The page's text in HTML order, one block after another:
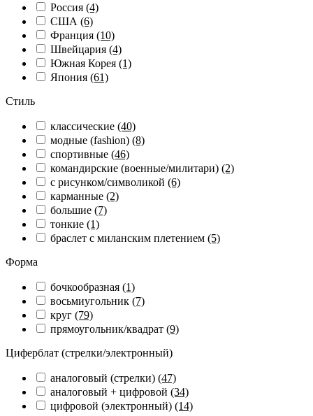
Россия (4)
США (6)
Франция (10)
Швейцария (4)
Южная Корея (1)
Япония (61)
Стиль
классические (40)
модные (fashion) (8)
спортивные (46)
командирские (военные/милитари) (2)
с рисунком/символикой (6)
карманные (2)
большие (7)
тонкие (1)
браслет с миланским плетением (5)
Форма
бочкообразная (1)
восьмиугольник (7)
круг (79)
прямоугольник/квадрат (9)
Циферблат (стрелки/электронный)
аналоговый (стрелки) (47)
аналоговый + цифровой (34)
цифровой (электронный) (14)